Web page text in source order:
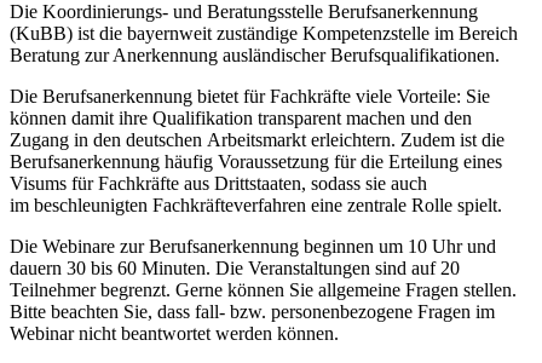
Die Koordinierungs- und Beratungsstelle Berufsanerkennung
(KuBB) ist die bayernweit zuständige Kompetenzstelle im Bereich
Beratung zur Anerkennung ausländischer Berufsqualifikationen.
Die Berufsanerkennung bietet für Fachkräfte viele Vorteile: Sie
können damit ihre Qualifikation transparent machen und den
Zugang in den deutschen Arbeitsmarkt erleichtern. Zudem ist die
Berufsanerkennung häufig Voraussetzung für die Erteilung eines
Visums für Fachkräfte aus Drittstaaten, sodass sie auch
im beschleunigten Fachkräfteverfahren eine zentrale Rolle spielt.
Die Webinare zur Berufsanerkennung beginnen um 10 Uhr und
dauern 30 bis 60 Minuten. Die Veranstaltungen sind auf 20
Teilnehmer begrenzt. Gerne können Sie allgemeine Fragen stellen.
Bitte beachten Sie, dass fall- bzw. personenbezogene Fragen im
Webinar nicht beantwortet werden können.